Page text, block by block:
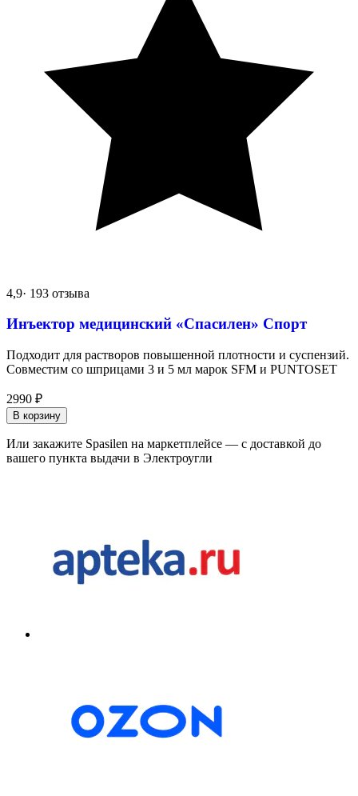
4,9· 193 отзыва
Инъектор медицинский «Спасилен» Спорт
Подходит для растворов повышенной плотности и суспензий.
Совместим со шприцами 3 и 5 мл марок SFM и PUNTOSET
2990 ₽
В корзину
Или закажите Spasilen на маркетплейсе — с доставкой до
вашего пункта выдачи в Электроугли